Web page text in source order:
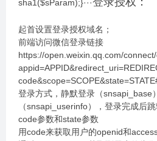
sha1($sParam);}···
起首设置登录授权域名；
前端访问微信登录链接
https://open.weixin.qq.com/
登录方式，静默登录（snsapi_base
（snsapi_userinfo），登录完成后
code参数和state参数
用code来获取用户的openid和